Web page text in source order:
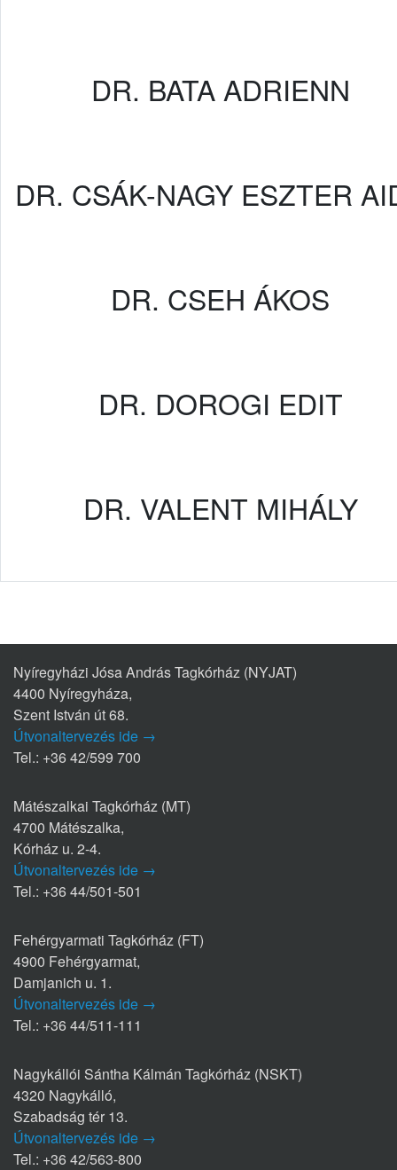
DR. BATA ADRIENN
DR. CSÁK-NAGY ESZTER
DR. CSEH ÁKOS
DR. DOROGI EDIT
DR. VALENT MIHÁLY
Nyíregyházi Jósa András Tagkórház (NYJAT)
4400 Nyíregyháza,
Szent István út 68.
Útvonaltervezés ide →
Tel.: +36 42/599 700
Mátészalkai Tagkórház (MT)
4700 Mátészalka,
Kórház u. 2-4.
Útvonaltervezés ide →
Tel.: +36 44/501-501
Fehérgyarmati Tagkórház (FT)
4900 Fehérgyarmat,
Damjanich u. 1.
Útvonaltervezés ide →
Tel.: +36 44/511-111
Nagykállói Sántha Kálmán Tagkórház (NSKT)
4320 Nagykálló,
Szabadság tér 13.
Útvonaltervezés ide →
Tel.: +36 42/563-800